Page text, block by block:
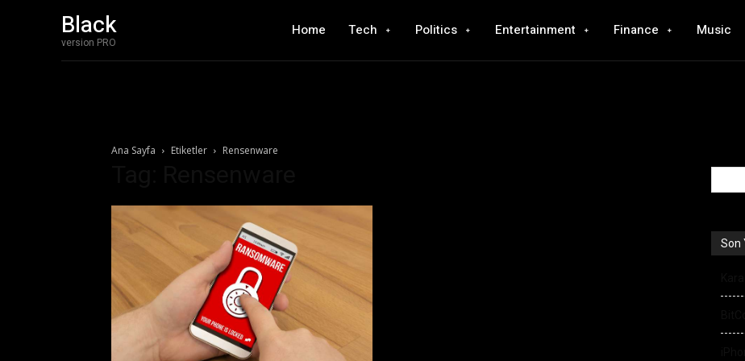
Black
version PRO
Home Tech Politics Entertainment Finance Music
Ana Sayfa Etiketler Rensenware
Son